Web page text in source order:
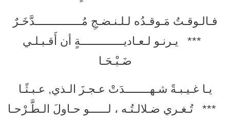
فـالـوقـتُ مَـوقـدُه لـلـنـضـجِ مُـــــــــــــــدَّخَـرٌ
*** يـرنـو لـعـاديــــــــــــــةٍ أن أَقـبـلـي
ضَـبْـحَـا
يـا غـيـبـةً شـهــــــــدَتْ عـجـزَ الـذي, عـبـثًـا
*** تُـغـري ضـلالـتُـه ، لــــــو حـاولَ الـطَّـرْحـا